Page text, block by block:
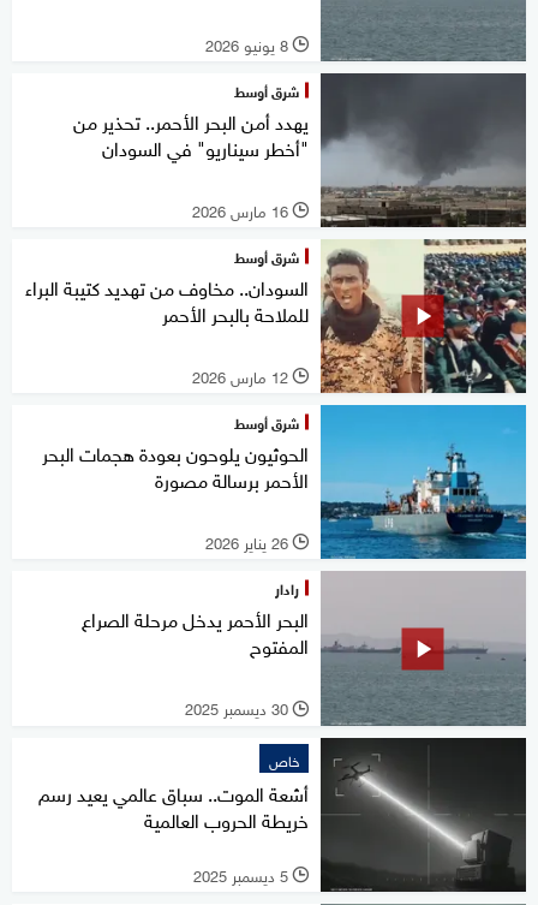
l 8 يونيو 2026
شرق أوسط
يهدد أمن البحر الأحمر.. تحذير من
"أخطر سيناريو" في السودان
l 16 مارس 2026
شرق أوسط
السودان.. مخاوف من تهديد كتيبة البراء
للملاحة بالبحر الأحمر
l 12 مارس 2026
شرق أوسط
الحوثيون يلوحون بعودة هجمات البحر
الأحمر برسالة مصورة
l 26 يناير 2026
رادار
البحر الأحمر يدخل مرحلة الصراع
المفتوح
l 30 ديسمبر 2025
خاص
أشعة الموت.. سباق عالمي يعيد رسم
خريطة الحروب العالمية
l 5 ديسمبر 2025